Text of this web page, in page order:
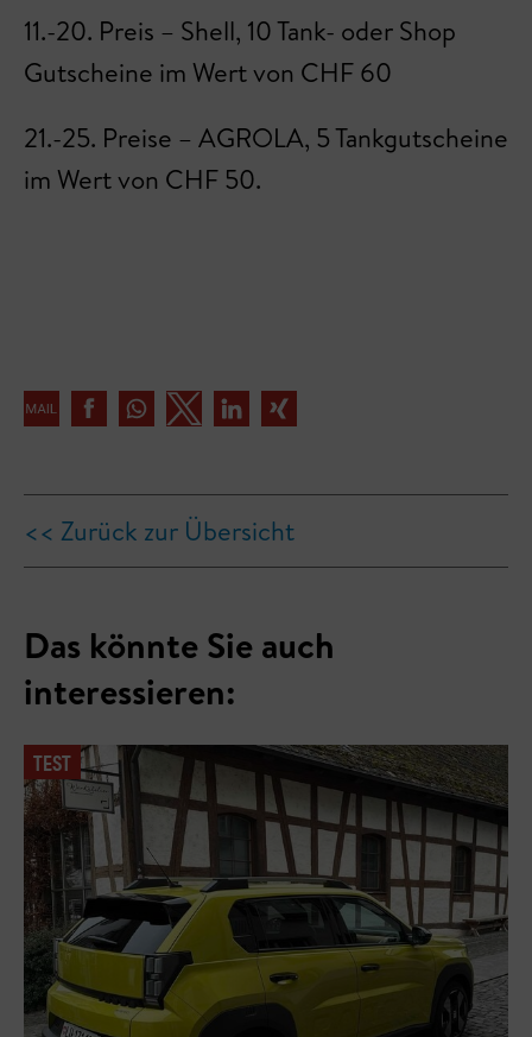
11.-20. Preis – Shell, 10 Tank- oder Shop
Gutscheine im Wert von CHF 60
21.-25. Preise – AGROLA, 5 Tankgutscheine
im Wert von CHF 50.
<< Zurück zur Übersicht
Das könnte Sie auch
interessieren:
TEST